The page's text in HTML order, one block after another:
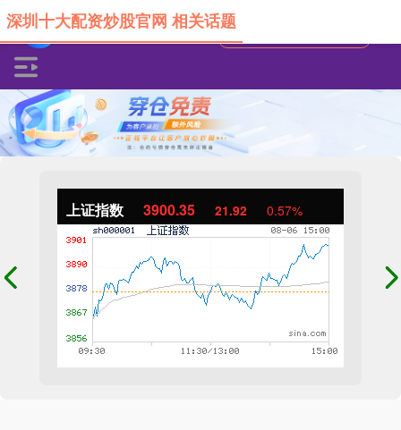
上证指数 3900.35 21.92 0.57%
深圳十大配资炒股官网 相关话题